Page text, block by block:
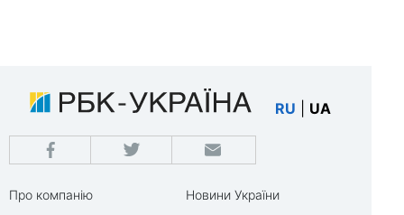
RU UA
Про компанію
Новини України